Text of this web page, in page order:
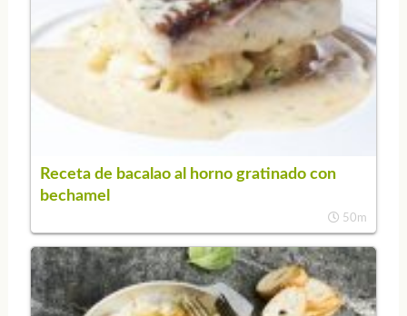
Receta de bacalao al horno gratinado con
bechamel
50m